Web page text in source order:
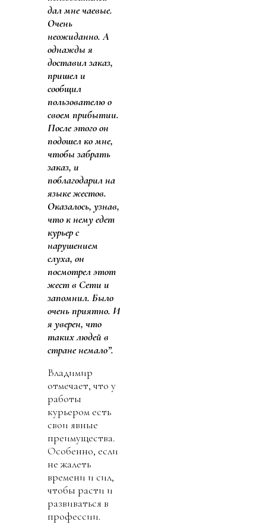
дал мне чаевые.
Очень
неожиданно. А
однажды я
доставил заказ,
пришел и
сообщил
пользователю о
своем прибытии.
После этого он
подошел ко мне,
чтобы забрать
заказ, и
поблагодарил на
языке жестов.
Оказалось, узнав,
что к нему едет
курьер с
нарушением
слуха, он
посмотрел этот
жест в Сети и
запомнил. Было
очень приятно. И
я уверен, что
таких людей в
стране немало”.
Владимир
отмечает, что у
работы
курьером есть
свои явные
преимущества.
Особенно, если
не жалеть
времени и сил,
чтобы расти и
развиваться в
профессии.